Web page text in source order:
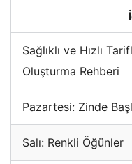
Sağlıklı ve Hızlı
Oluşturma Rehberi
Pazartesi: Zinde
Salı: Renkli Öğünler